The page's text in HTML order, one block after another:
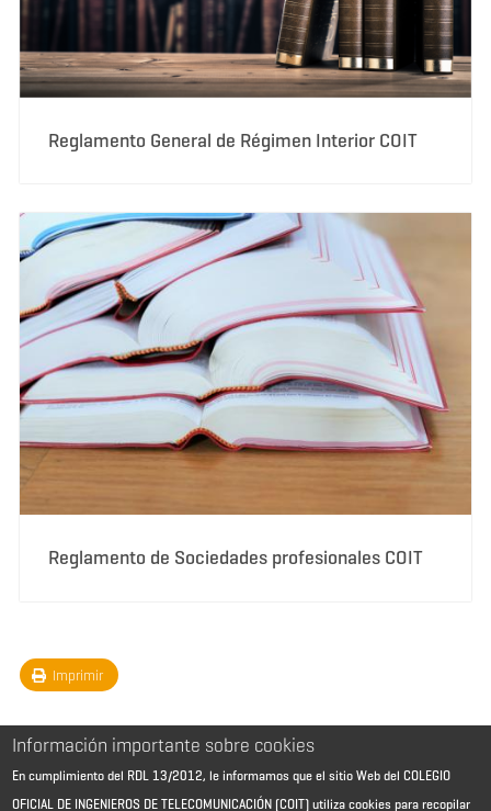
Reglamento General de Régimen Interior COIT
Reglamento de Sociedades profesionales COIT
Imprimir
Información importante sobre cookies
En cumplimiento del RDL 13/2012, le informamos que el sitio Web del COLEGIO
OFICIAL DE INGENIEROS DE TELECOMUNICACIÓN (COIT) utiliza cookies para recopilar